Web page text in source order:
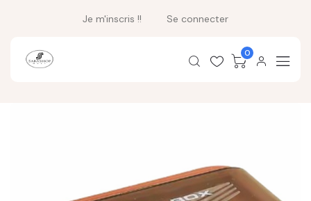
Je m'inscris !! Se connecter
0